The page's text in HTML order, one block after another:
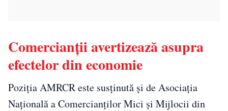
Comercianții avertizează asupra
efectelor din economie
Poziția AMRCR este susținută și de Asociaţia
Naţională a Comercianţilor Mici şi Mijlocii din